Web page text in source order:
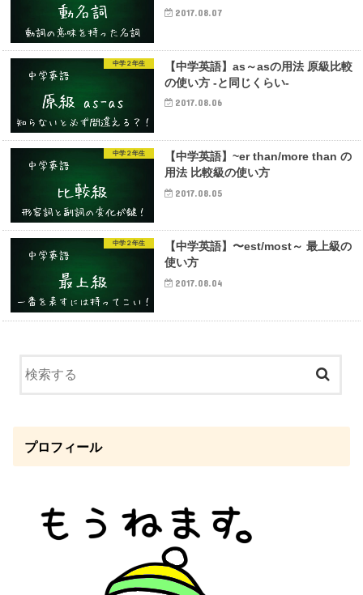
2017.08.07
中学２年生
【中学英語】as～asの用法 原級比較
の使い方 -と同じくらい-
2017.08.06
中学２年生
【中学英語】~er than/more than の
用法 比較級の使い方
2017.08.05
中学２年生
【中学英語】〜est/most～ 最上級の
使い方
2017.08.04
プロフィール